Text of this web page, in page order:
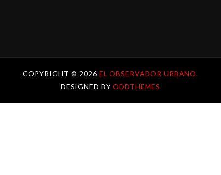
COPYRIGHT © 2026 EL OBSERVADOR URBANO.
DESIGNED BY ODDTHEMES